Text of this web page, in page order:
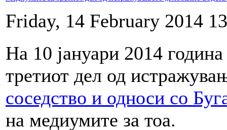
Friday, 14 February 2014
На 10 јануари 2014
третиот дел од
соседство и односи со
на медиумите за тоа.